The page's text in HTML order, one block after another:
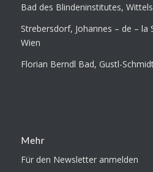
Bad des Blindeninstitutes,
Strebersdorf, Johannes – de – la
Wien
Florian Berndl Bad, Gustl-
Mehr
Für den Newsletter anmelden